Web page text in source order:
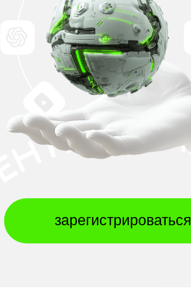
зарегистрироваться